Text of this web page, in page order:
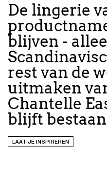
De lingerie
blijven -
rest van de
uitmaken
Chantelle
blijft
LAAT JE INSPIREREN